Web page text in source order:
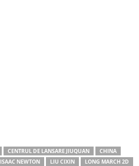
CENTRUL DE LANSARE JIUQUAN
CHINA
ISAAC NEWTON LIU CIXIN LONG MARCH 2D